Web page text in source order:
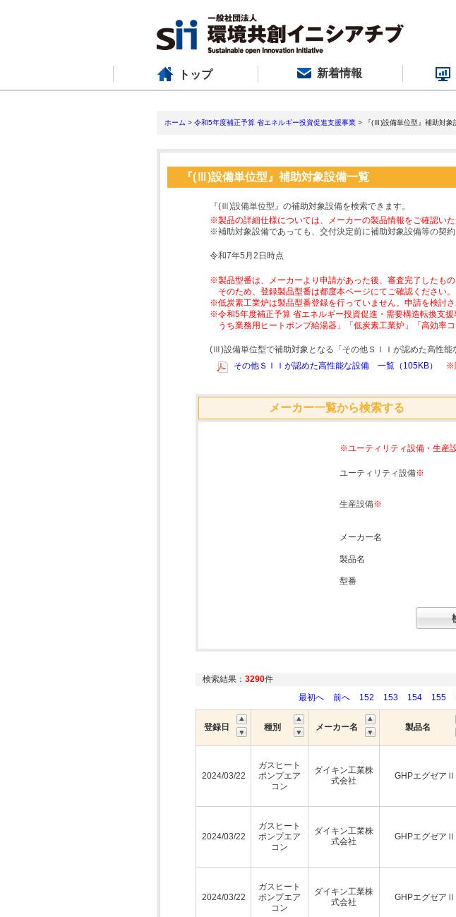
トップ 新着情報
ホーム > 令和5年度補正予算 省エネルギー投資促進支援事業 > 『(Ⅲ)設備単位型』補助対象
『(Ⅲ)設備単位型』補助対象設備一覧
『(Ⅲ)設備単位型』の補助対象設備を検索できます。
※製品の詳細仕様については、メーカーの製品情報をご確認い
※補助対象設備であっても、交付決定前に補助対象設備等の契
令和7年5月2日時点
※製品型番は、メーカーより申請があった後、審査完了したもの
そのため、登録製品型番は都度本ページにてご確認ください。
※低炭素工業炉は製品型番登録を行っていません。申請を検討
※令和5年度補正予算 省エネルギー投資促進・需要構造転換支
うち業務用ヒートポンプ給湯器」「低炭素工業炉」「高効率
(Ⅲ)設備単位型で補助対象となる「その他ＳＩＩが認めた高性能
その他ＳＩＩが認めた高性能な設備 一覧（105KB）
※
メーカー一覧から検索する
※ユーティリティ設備・生産
ユーティリティ設備※
生産設備※
メーカー名
製品名
型番
検索結果： 3290件
最初へ
前へ 152 153 154 155
登録日 種別 メーカー名 製品名
2024/03/22
ガスヒート
ポンプエア
コン
ダイキン工業株
式会社
GHPエグゼアⅡ
2024/03/22
ガスヒート
ポンプエア
コン
ダイキン工業株
式会社
GHPエグゼアⅡ
2024/03/22
ガスヒート
ポンプエア
コン
ダイキン工業株
式会社
GHPエグゼアⅡ